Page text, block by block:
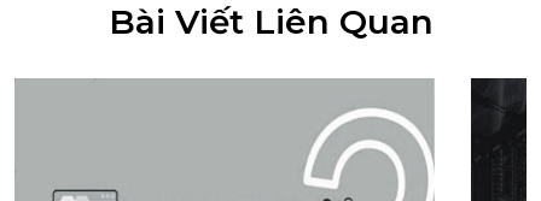
Bài Viết Liên Quan